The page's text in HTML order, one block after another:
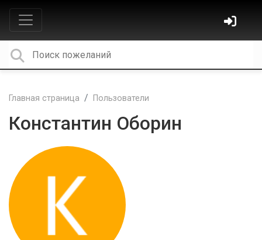
Главная страница Пользователи
Константин Оборин